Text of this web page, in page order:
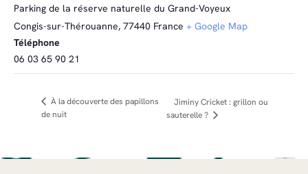
Parking de la réserve naturelle du Grand-Voyeux
Congis-sur-Thérouanne, 77440 France + Google Map
Téléphone
06 03 65 90 21
À la découverte des papillons
de nuit
Jiminy Cricket : grillon ou
sauterelle ?